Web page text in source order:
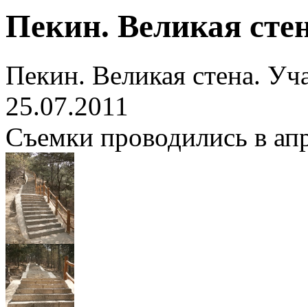
Пекин. Великая
Пекин. Великая стена.
25.07.2011
Съемки проводились в